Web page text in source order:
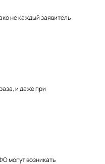
не каждый заявитель
и даже при
могут возникать